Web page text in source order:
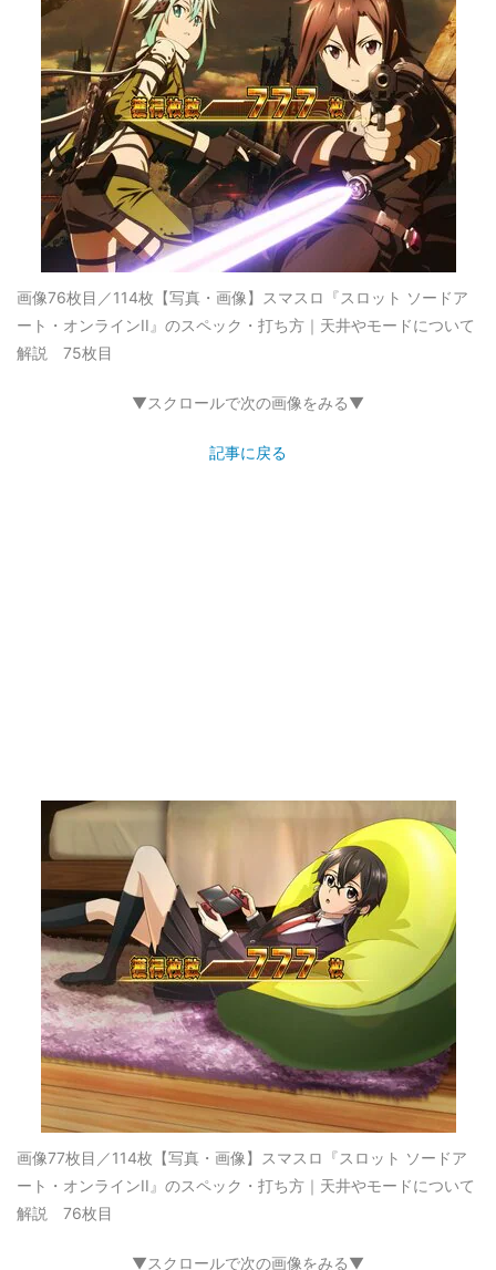
画像76枚目／114枚 【写真・画像】スマスロ『スロット ソードア
ート・オンラインII』のスペック・打ち方｜天井やモードについて
解説 75枚目
▼スクロールで次の画像をみる▼
記事に戻る
画像77枚目／114枚 【写真・画像】スマスロ『スロット ソードア
ート・オンラインII』のスペック・打ち方｜天井やモードについて
解説 76枚目
▼スクロールで次の画像をみる▼